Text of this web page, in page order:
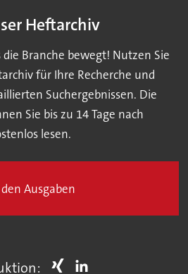
Heftarchiv
die Branche bewegt! Nutzen Sie
für Ihre Recherche und
Suchergebnissen. Die
Sie bis zu 14 Tage nach
lesen.
Ausgaben